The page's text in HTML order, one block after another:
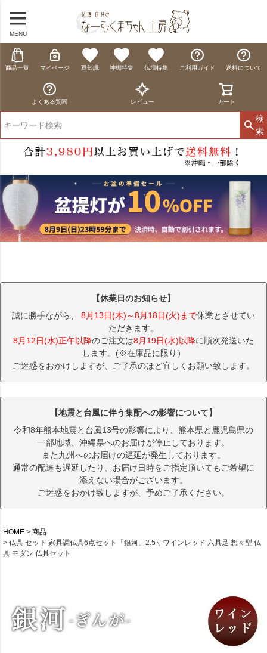
MENU
商品一覧 マイページ 豆知識 神棚特集 仏壇特集 ご利用ガイド 送料について
よくある質問 レビュー カート
検
索
【休業日のお知らせ】
誠に勝手ながら、 8月13日(木)～8月18日(火)まで休業とさせてい
ただきます。
8月12日(水)正午以降のご注文は8月19日(水)以降に順次発送いた
します。(※在庫品に限り）
ご迷惑をおかけしますが、ご了承のほど宜しくお願い致します。
【地震と台風に伴う集配への影響について】
令和8年熊本地震と台風13号の影響により、熊本県と鹿児島県の
一部地域、沖縄県へのお届けが停止しております。
また九州へのお届けの遅延が発生しております。
通常の配達も遅延したり、お届け日時をご指定頂いてもご希望に
添えない場合がございます。
ご迷惑をおかけ致しますが、予めご了承ください。
HOME
商品
仏具 セット 家具調仏具6点セット「銀河」2.5寸ワインレッド 六具足 想々型 仏
具 モダン 仏具セット